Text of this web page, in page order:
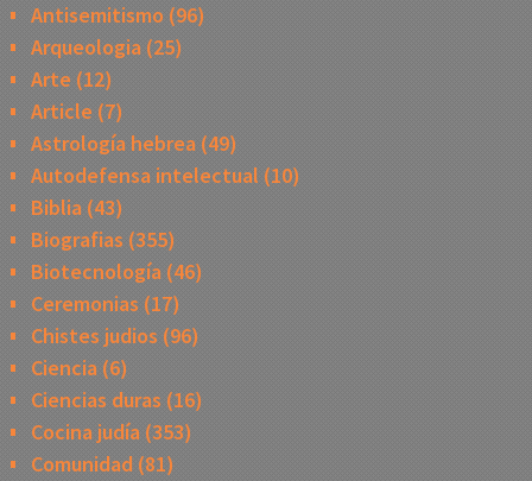
Antisemitismo (96)
Arqueologia(25)
Arte (12)
Article (7)
Astrología hebrea(49)
Autodefensa intelectual (10)
Biblia(43)
Biografias (355)
Biotecnología(46)
Ceremonias (17)
Chistes judios (96)
Ciencia(6)
Ciencias duras (16)
Cocina judía(353)
Comunidad(81)